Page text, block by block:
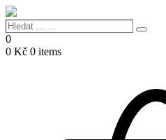
Hledat
...
…
Search
0
0 Kč 0 items